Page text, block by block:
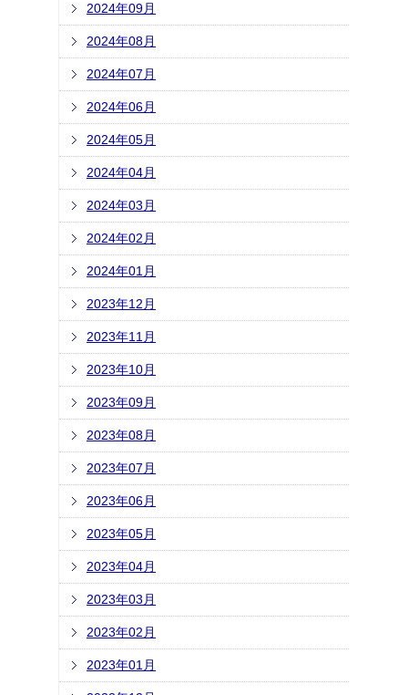
2024年09月
2024年08月
2024年07月
2024年06月
2024年05月
2024年04月
2024年03月
2024年02月
2024年01月
2023年12月
2023年11月
2023年10月
2023年09月
2023年08月
2023年07月
2023年06月
2023年05月
2023年04月
2023年03月
2023年02月
2023年01月